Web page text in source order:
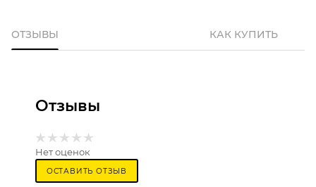
ОТЗЫВЫ КАК КУПИТЬ
Отзывы
Нет оценок
ОСТАВИТЬ ОТЗЫВ